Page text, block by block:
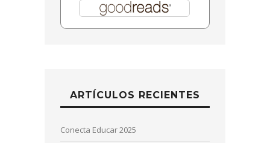
ARTÍCULOS RECIENTES
Conecta Educar 2025